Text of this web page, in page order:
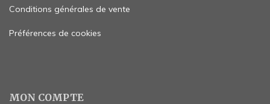
Conditions générales de vente
Préférences de cookies
MON COMPTE